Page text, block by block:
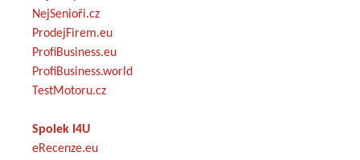
NejSenioři.cz
ProdejFirem.eu
ProfiBusiness.eu
ProfiBusiness.world
TestMotoru.cz
Spolek I4U
eRecenze.eu